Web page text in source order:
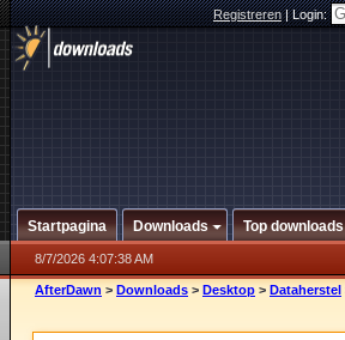
Registreren|Login:
Startpagina Downloads Top downloads
8/7/2026 4:07:38 AM
AfterDawn > Downloads > Desktop > Dataherstel